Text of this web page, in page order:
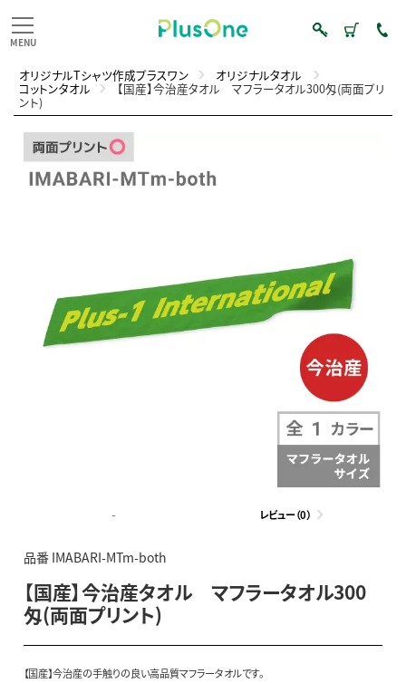
オリジナルTシャツ作成プラスワン オリジナルタオル
コットンタオル 【国産】今治産タオル マフラータオル300匁(両面プリ
ント)
- レビュー（0）
品番 IMABARI-MTm-both
【国産】今治産タオル マフラータオル300
匁(両面プリント)
【国産】今治産の手触りの良い高品質マフラータオルです。